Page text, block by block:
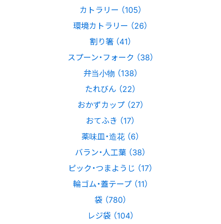
カトラリー （105）
環境カトラリー （26）
割り箸 （41）
スプーン・フォーク （38）
弁当小物 （138）
たれびん （22）
おかずカップ （27）
おてふき （17）
薬味皿・造花 （6）
バラン・人工葉 （38）
ピック・つまようじ （17）
輪ゴム・蓋テープ （11）
袋 （780）
レジ袋 （104）